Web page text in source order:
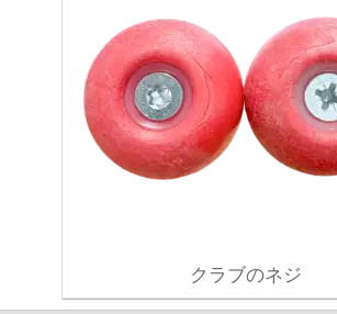
クラブのネジ